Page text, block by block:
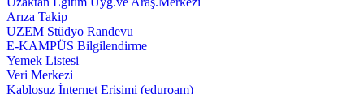
Arıza Takip
UZEM Stüdyo Randevu
E-KAMPÜS Bilgilendirme
Yemek Listesi
Veri Merkezi
Kablosuz İnternet Erişimi (eduroam)